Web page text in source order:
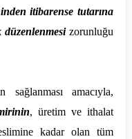
itibarense tutarına
düzenlenmesi zorunluğu
amacıyla,
, üretim ve ithalat
kadar olan tüm